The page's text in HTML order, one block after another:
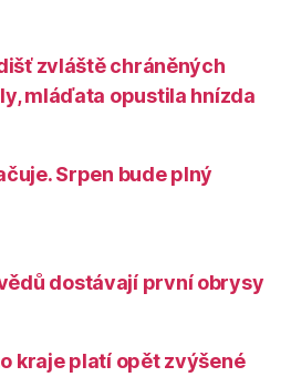
zvláště chráněných
mláďata opustila hnízda
Srpen bude plný
dostávají první obrysy
kraje platí opět zvýšené